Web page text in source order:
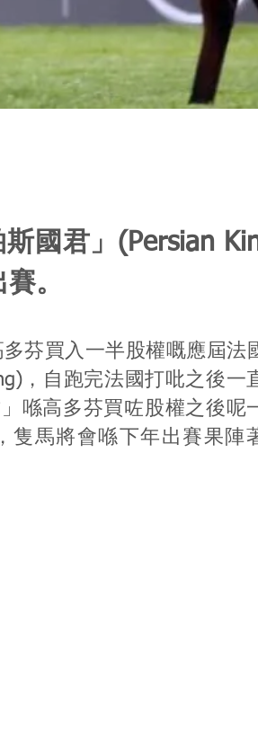
國君」(Persian
。
芬買入一半股權嘅應屆法
，自跑完法國打吡之後一
喺高多芬買咗股權之後呢
隻馬將會喺下年出賽果陣